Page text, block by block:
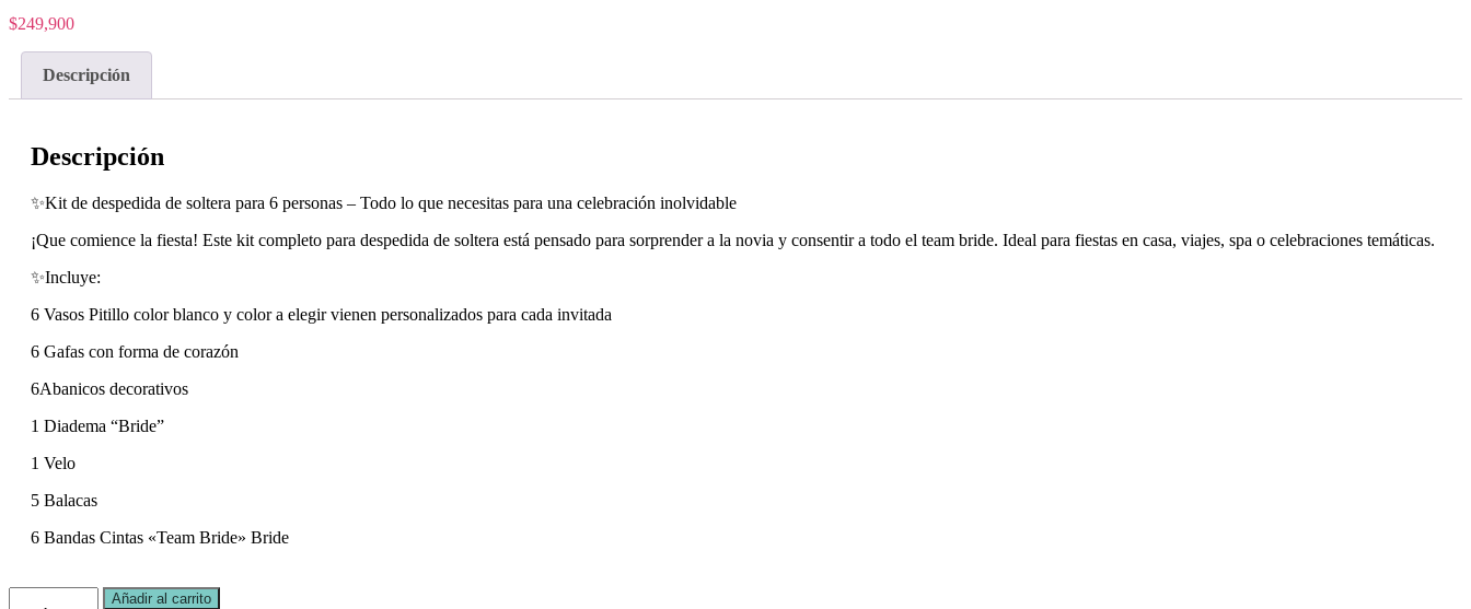
$249,900
Descripción
Descripción
✨Kit de despedida de soltera para 6 personas – Todo lo que necesitas para una celebración inolvidable
¡Que comience la fiesta! Este kit completo para despedida de soltera está pensado para sorprender a la novia y consentir a todo el team bride. Ideal para fiestas en casa, viajes, spa o celebraciones temáticas.
✨Incluye:
6 Vasos Pitillo color blanco y color a elegir vienen personalizados para cada invitada
6 Gafas con forma de corazón
6Abanicos decorativos
1 Diadema “Bride”
1 Velo
5 Balacas
6 Bandas Cintas «Team Bride» Bride
Añadir al carrito